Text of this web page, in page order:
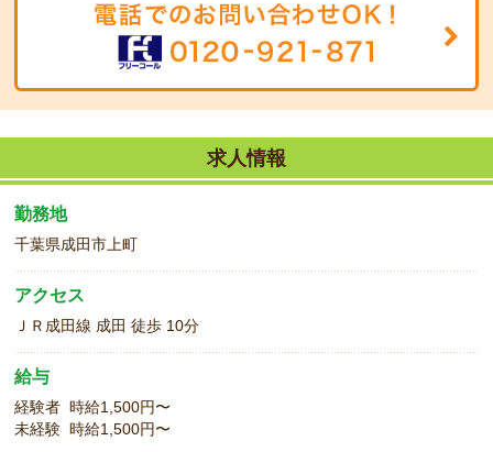
求人情報
勤務地
千葉県成田市上町
アクセス
ＪＲ成田線 成田 徒歩 10分
給与
経験者 時給1,500円〜
未経験 時給1,500円〜